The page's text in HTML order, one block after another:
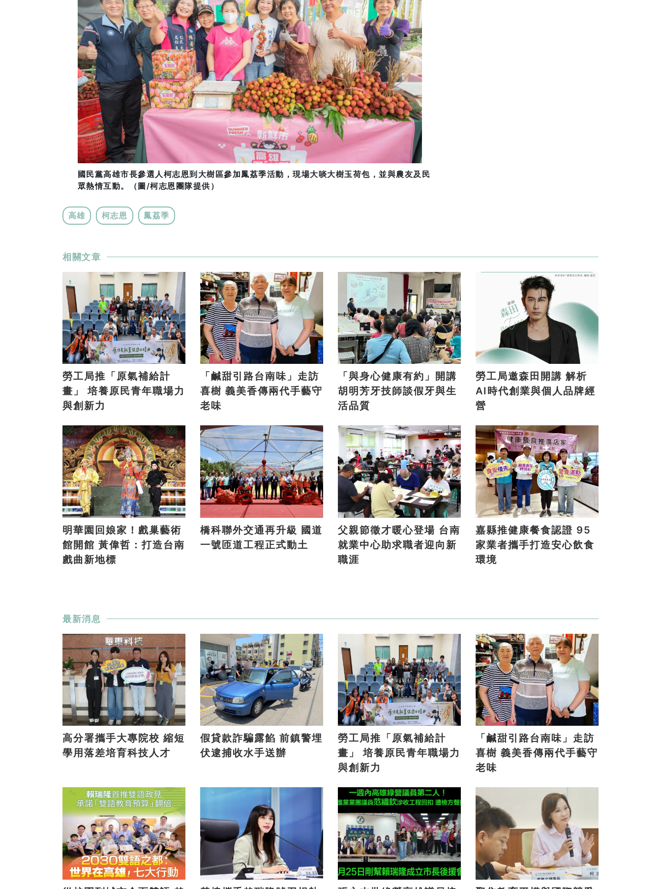
國民黨高雄市長參選人柯志恩到大樹區參加鳳荔季活動，現場大啖大樹玉荷包，並與農友及民
眾熱情互動。（圖/柯志恩團隊提供）
高雄 柯志恩 鳳荔季
相關文章
勞工局推「原氣補給計
畫」 培養原民青年職場力
與創新力
「鹹甜引路台南味」走訪
喜樹 義美香傳兩代手藝守
老味
「與身心健康有約」開講
胡明芳牙技師談假牙與生
活品質
勞工局邀森田開講 解析
AI時代創業與個人品牌經
營
明華園回娘家！戲巢藝術
館開館 黃偉哲：打造台南
戲曲新地標
橋科聯外交通再升級 國道
一號匝道工程正式動土
父親節徵才暖心登場 台南
就業中心助求職者迎向新
職涯
嘉縣推健康餐食認證 95
家業者攜手打造安心飲食
環境
最新消息
高分署攜手大專院校 縮短
學用落差培育科技人才
假貸款詐騙露餡 前鎮警埋
伏逮捕收水手送辦
勞工局推「原氣補給計
畫」 培養原民青年職場力
與創新力
「鹹甜引路台南味」走訪
喜樹 義美香傳兩代手藝守
老味